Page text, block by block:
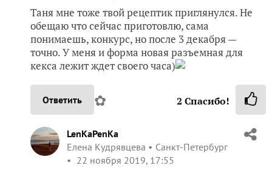
Таня мне тоже твой рецептик приглянулся. Не
обещаю что сейчас приготовлю, сама
понимаешь, конкурс, но после 3 декабря —
точно. У меня и форма новая разъемная для
кекса лежит ждет своего часа)
Ответить ✿ 2 Спасибо!
LenKaPenKa
Елена Кудрявцева
Санкт-Петербург
22 ноября 2019, 17:55